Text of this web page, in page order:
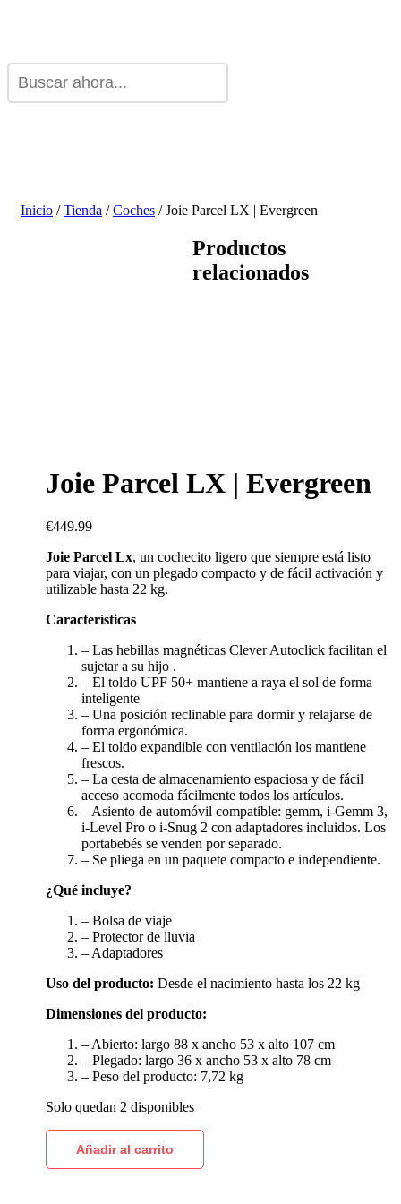
Inicio /Tienda /Coches / Joie Parcel LX | Evergreen
Joie Parcel LX | Evergreen
€449.99
Joie Parcel Lx, un cochecito ligero que siempre está listo
para viajar, con un plegado compacto y de fácil activación y
utilizable hasta 22 kg.
Características
– Las hebillas magnéticas Clever Autoclick facilitan el
sujetar a su hijo .
– El toldo UPF 50+ mantiene a raya el sol de forma
inteligente
– Una posición reclinable para dormir y relajarse de
forma ergonómica.
– El toldo expandible con ventilación los mantiene
frescos.
– La cesta de almacenamiento espaciosa y de fácil
acceso acomoda fácilmente todos los artículos.
– Asiento de automóvil compatible: gemm, i-Gemm 3,
i-Level Pro o i-Snug 2 con adaptadores incluidos. Los
portabebés se venden por separado.
– Se pliega en un paquete compacto e independiente.
¿Qué incluye?
– Bolsa de viaje
– Protector de lluvia
– Adaptadores
Uso del producto: Desde el nacimiento hasta los 22 kg
Dimensiones del producto:
– Abierto: largo 88 x ancho 53 x alto 107 cm
– Plegado: largo 36 x ancho 53 x alto 78 cm
– Peso del producto: 7,72 kg
Solo quedan 2 disponibles
Añadir al carrito
Productos
relacionados